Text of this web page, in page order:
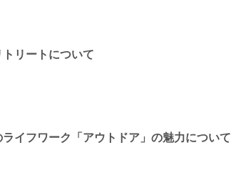
トリートについて
ライフワーク「アウトドア」の魅力について